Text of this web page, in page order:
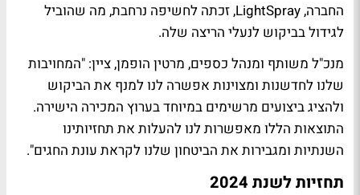
החברה, LightSpray, זכתה לחשיפה נרחבת, מה שהוביל
לגידול בביקוש לנעלי הריצה שלה.
מנכ"ל משותף ומנהל כספים, מרטין הופמן, ציין: "המחויבות
שלנו לחדשנות ומצוינות אפשרה לנו למנף את הביקוש
ולהציג ביצועים מרשימים במיוחד בערוץ המכירה הישירה.
התוצאות הללו מאפשרות לנו להעלות את תחזיותינו
השנתיות ומגבירות את הביטחון שלנו לקראת עונת החגים".
תחזיות לשנת 2024